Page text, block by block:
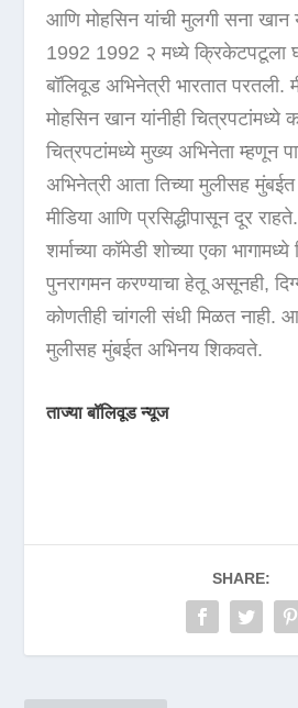
आणि मोहसिन यांची मुलगी सना खान
1992 1992 २ मध्ये क्रिकेटपटूला
बॉलिवूड अभिनेत्री भारतात परतली.
मोहसिन खान यांनीही
चित्रपटांमध्ये मुख्य अभिनेता म्हणून
अभिनेत्री आता तिच्या मुलीसह
मीडिया आणि प्रसिद्धीपासून दूर
शर्माच्या कॉमेडी शोच्या एका
पुनरागमन करण्याचा हेतू असूनही,
कोणतीही चांगली संधी मिळत नाही.
मुलीसह मुंबईत अभिनय शिकवते.
ताज्या बॉलिवूड न्यूज
SHARE: